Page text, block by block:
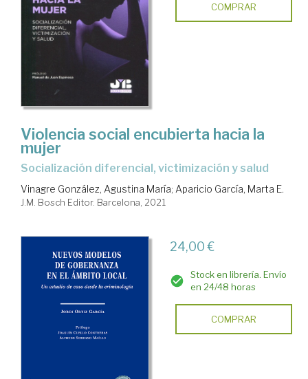
COMPRAR
Violencia social encubierta hacia la
mujer
socialización diferencial, victimización y salud
Vinagre González, Agustina María; Aparicio García, Marta E.
J.M. Bosch Editor. Barcelona, 2021
24,00 €
Stock en librería. Envío
en 24/48 horas
COMPRAR